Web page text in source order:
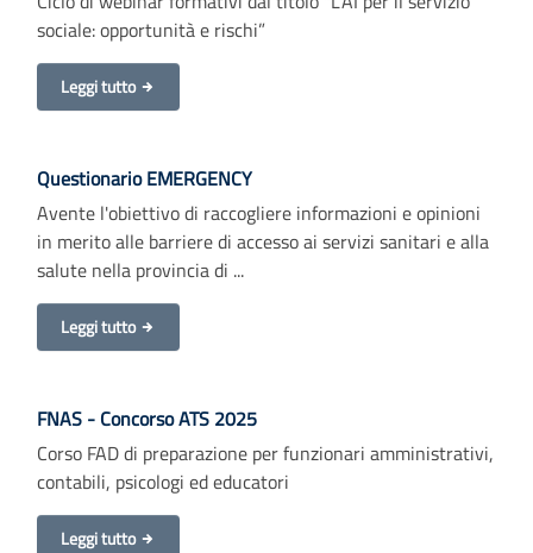
sociale: opportunità e rischi”
Leggi tutto
Questionario EMERGENCY
Avente l'obiettivo di raccogliere informazioni e opinioni
in merito alle barriere di accesso ai servizi sanitari e alla
salute nella provincia di ...
Leggi tutto
FNAS - Concorso ATS 2025
Corso FAD di preparazione per funzionari amministrativi,
contabili, psicologi ed educatori
Leggi tutto